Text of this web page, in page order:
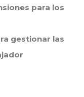
para los
gestionar las